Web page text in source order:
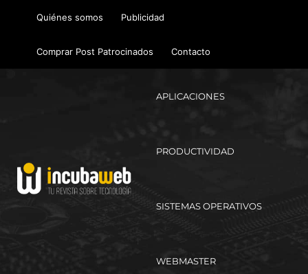
Quiénes somos Publicidad
Comprar Post Patrocinados Contacto
APLICACIONES
PRODUCTIVIDAD
SISTEMAS OPERATIVOS
WEBMASTER